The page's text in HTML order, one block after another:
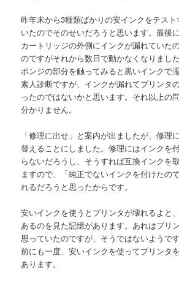
昨年末から3種類ばかりの安インクをテス
いたのでそのせいだろうと思います。最後
カートリッジの外側にインクが漏れていた
のですがそれから数日で動かなくなりまし
ポンジの部分を触ってみると黒いインクで
素人診断ですが、インクが漏れてプリンタ
ったのではないかと思います。それ以上の
分かりません。
「修理に出せ」と案内が出ましたが、修理
替えることにしました。修理にはインクを
らないだろうし、そうすれば互換インクを
ますので、「純正でないインクを付けたの
れるだろうと思ったからです。
安いインクを使うとプリンタが壊れるよと
あるのを見た記憶があります。あれはプリ
思っていたのですが、そうではないようで
前にも一度、安いインクを使ってプリンタ
あります。